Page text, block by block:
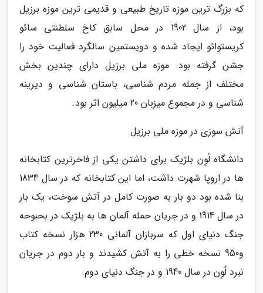
که بزرگ ترین موزه تاریخ طبیعی و قدیمی ترین موزه برزیل
بود، از سال 1902 در محل سابق کاخ سلطنتی سائو
کریستوائو ایجاد شده و دویستمین سالگرد فعالیت خود را
جشن گرفته بود. موزه ملی برزیل دارای چندین بخش
مختلف از جمله مردم شناسی، باستان شناسی و دیرینه
شناسی و در مجموع میزبان 20 میلیون اثر بود.
آتش سوزی در موزه ملی برزیل
دانشگاه لُوِن بلژیک برای داشتن یکی از فاخرترین کتابخانه
ها در اروپا شهرت داشت، اما این کتابخانه که در سال 1834
بنا شده بود دو بار به صورت کامل در آتش سوخت، یک بار
در سال 1914 و در جریان حمله آلمان ها به بلژیک در بحبوحه
جنگ دنیای اول که سربازان آلمانی 230 هزار نسخه کتاب
و950 نسخه خطی را به آتش کشیدند و بار دوم در جریان
نبرد لُوِن در سال 1940 و در جنگ دنیای دوم.